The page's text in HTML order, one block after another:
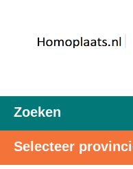
Zoeken
Selecteer